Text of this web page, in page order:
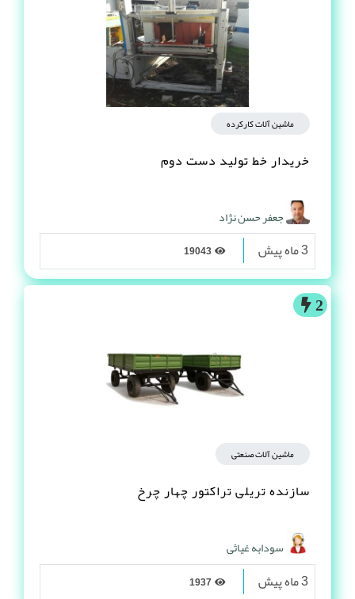
ماشین آلات کارکرده
خریدار خط تولید دست دوم
جعفر حسن نژاد
3 ماه پیش
2
ماشین آلات صنعتی
سازنده تریلی تراکتور چهار چرخ
سودابه غیاثی
3 ماه پیش